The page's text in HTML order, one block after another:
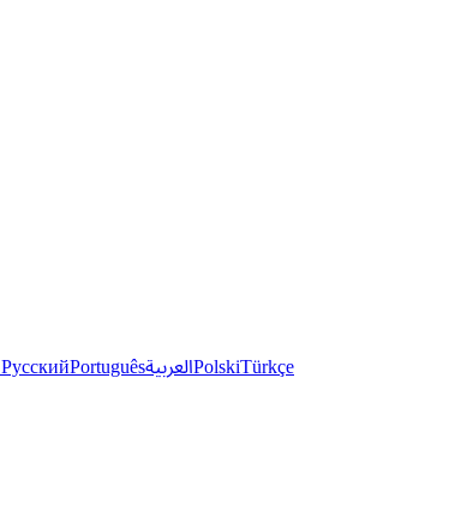
РусскийPortuguêsالعربيةPolskiTürkçe